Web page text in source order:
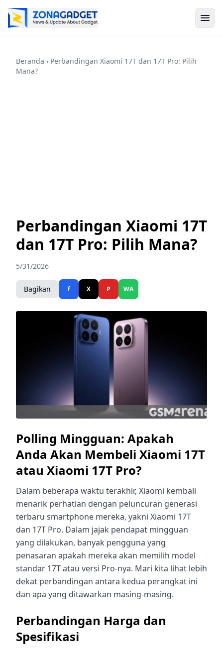
Beranda › Perbandingan Xiaomi 17T dan 17T Pro: Pilih
Mana?
Perbandingan Xiaomi 17T
dan 17T Pro: Pilih Mana?
5/31/2026
Bagikan f X P WA
Polling Mingguan: Apakah
Anda Akan Membeli Xiaomi 17T
atau Xiaomi 17T Pro?
Dalam beberapa waktu terakhir, Xiaomi kembali
menarik perhatian dengan peluncuran generasi
terbaru smartphone mereka, yakni Xiaomi 17T
dan 17T Pro. Dalam jajak pendapat mingguan
yang dilakukan, banyak pengguna yang
penasaran apakah mereka akan memilih model
standar 17T atau versi Pro-nya. Mari kita lihat lebih
dekat perbandingan antara kedua perangkat ini
dan apa yang ditawarkan masing-masing.
Perbandingan Harga dan
Spesifikasi